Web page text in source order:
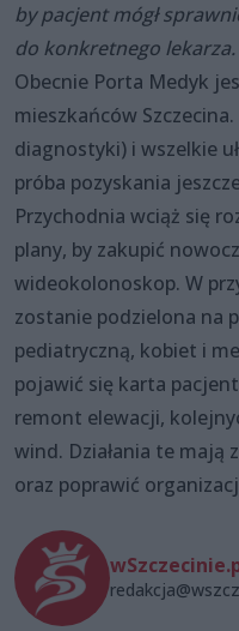
by pacjent mógł
do konkretnego
Obecnie Porta Medyk
mieszkańców
diagnostyki) i wszelkie
próba pozyskania
Przychodnia wciąż się
plany, by zakupić
wideokolonoskop. W
zostanie podzielona na
pediatryczną, kobiet i
pojawić się karta
remont elewacji,
wind. Działania te
oraz poprawić